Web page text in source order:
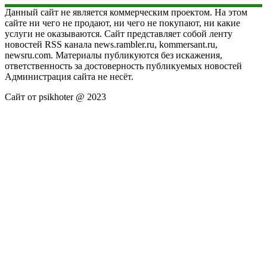
Данный сайт не является коммерческим проектом. На этом
сайте ни чего не продают, ни чего не покупают, ни какие
услуги не оказываются. Сайт представляет собой ленту
новостей RSS канала news.rambler.ru, kommersant.ru,
newsru.com. Материалы публикуются без искажения,
ответственность за достоверность публикуемых новостей
Администрация сайта не несёт.
Сайт от psikhoter @ 2023